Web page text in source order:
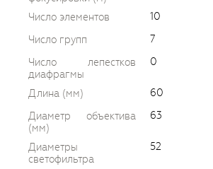
Число элементов
10
Число групп
7
Число лепестков
диафрагмы
0
Длина (мм)
60
Диаметр объектива
(мм)
63
Диаметры
светофильтра
52